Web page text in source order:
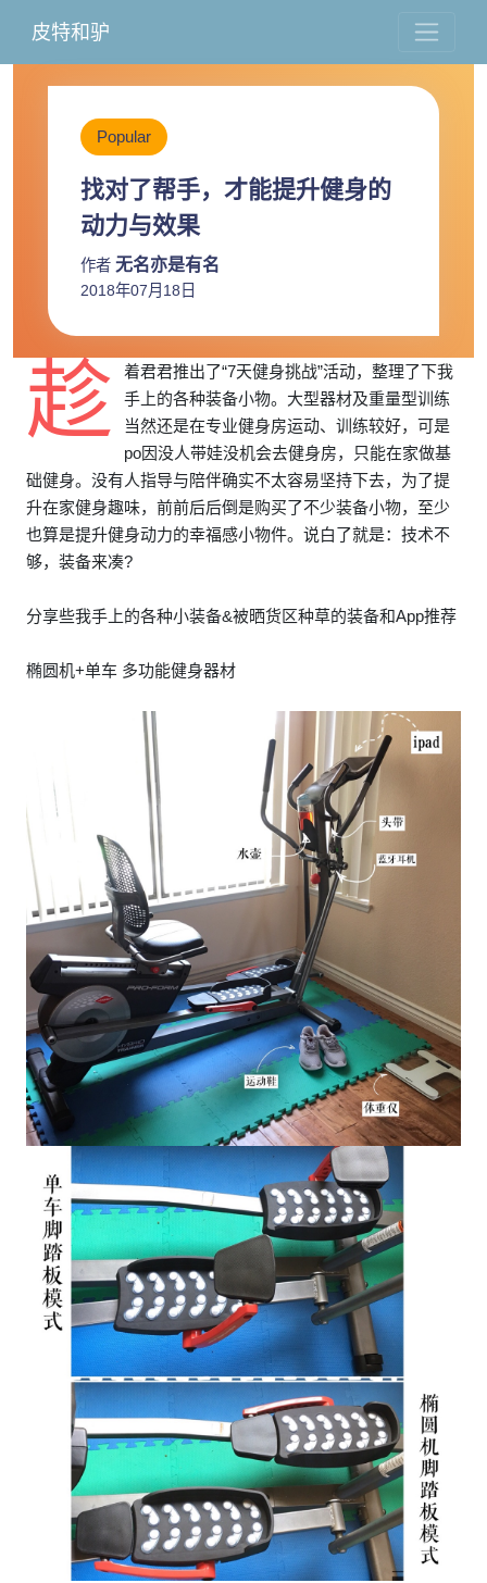
皮特和驴
Popular
找对了帮手，才能提升健身的
动力与效果
作者 无名亦是有名
2018年07月18日
趁
着君君推出了“7天健身挑战”活动，整理了下我
手上的各种装备小物。大型器材及重量型训练
当然还是在专业健身房运动、训练较好，可是
po因没人带娃没机会去健身房，只能在家做基
础健身。没有人指导与陪伴确实不太容易坚持下去，为了提
升在家健身趣味，前前后后倒是购买了不少装备小物，至少
也算是提升健身动力的幸福感小物件。说白了就是：技术不
够，装备来凑?
分享些我手上的各种小装备&被晒货区种草的装备和App推荐
椭圆机+单车 多功能健身器材